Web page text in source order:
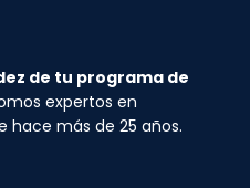
de tu programa de
expertos en
hace más de 25 años.